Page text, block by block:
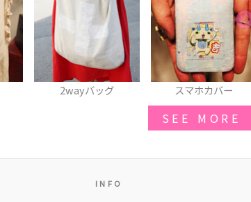
スマホカバー スマホカバー
SEE MORE
INFO